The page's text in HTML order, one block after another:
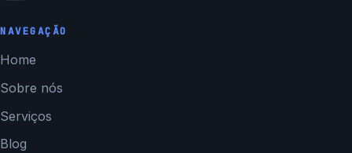
NAVEGAÇÃO
Home
Sobre nós
Serviços
Blog